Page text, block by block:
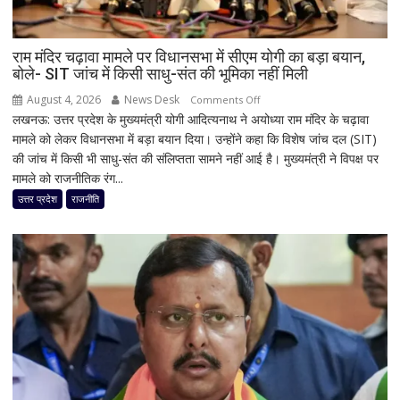
दिल्ली
समेत
देशभर
का
राम मंदिर चढ़ावा मामले पर विधानसभा में सीएम योगी का बड़ा बयान,
बोले- SIT जांच में किसी साधु-संत की भूमिका नहीं मिली
August 4, 2026 News Desk Comments Offon
राम
मंदिर
चढ़ावा
में
सीएम
योगी
का
बड़ा
बयान,
बोले-
SIT
जांच
लखनऊ: उत्तर प्रदेश के मुख्यमंत्री योगी आदित्यनाथ ने अयोध्या राम मंदिर के चढ़ावा
मामले को लेकर विधानसभा में बड़ा बयान दिया। उन्होंने कहा कि विशेष जांच दल (SIT)
की जांच में किसी भी साधु-संत की संलिप्तता सामने नहीं आई है। मुख्यमंत्री ने विपक्ष पर
मामले को राजनीतिक रंग...
उत्तर प्रदेश राजनीति